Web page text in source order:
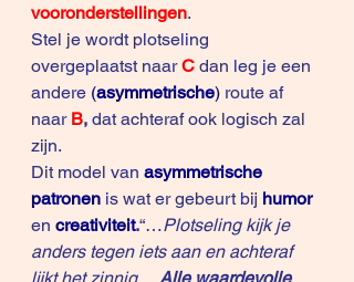
vooronderstellingen.
Stel je wordt plotseling
overgeplaatst naar C dan leg je een
andere (asymmetrische) route af
naar B, dat achteraf ook logisch zal
zijn.
Dit model van asymmetrische
patronen is wat er gebeurt bij humor
en creativiteit.“…Plotseling kijk je
anders tegen iets aan en achteraf
lijkt het zinnig… Alle waardevolle